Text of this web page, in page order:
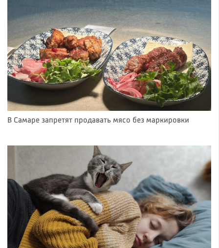
В Самаре запретят продавать мясо без маркировки